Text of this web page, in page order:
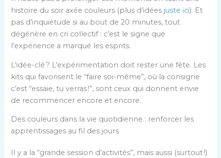
histoire du soir axée couleurs (plus d’idées juste ici). Et
pas d’inquiétude si au bout de 20 minutes, tout
dégénère en cri collectif : c’est le signe que
l’expérience a marqué les esprits.
L’idée-clé ? L’expérimentation doit rester une fête. Les
kits qui favorisent le “faire soi-même”, où la consigne
c’est “essaie, tu verras !”, sont ceux qui donnent envie
de recommencer encore et encore.
Des couleurs dans la vie quotidienne : renforcer les
apprentissages au fil des jours
Il y a la “grande session d’activités”, mais aussi (surtout !)